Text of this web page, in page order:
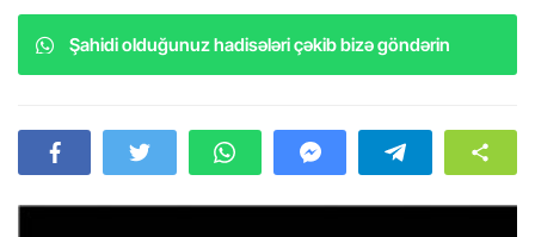
Şahidi olduğunuz hadisələri çəkib bizə göndərin